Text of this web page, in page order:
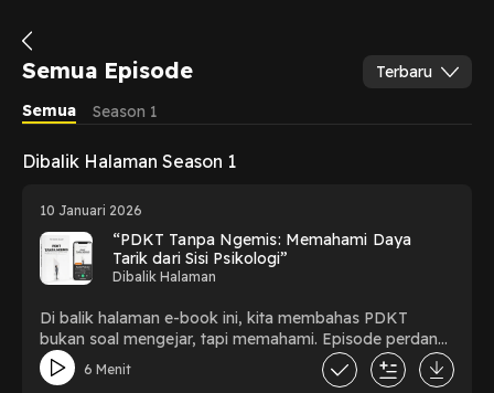
Semua Episode
Terbaru
Semua
Season 1
Dibalik Halaman Season 1
10 Januari 2026
“PDKT Tanpa Ngemis: Memahami Daya
Tarik dari Sisi Psikologi”
Dibalik Halaman
Di balik halaman e-book ini, kita membahas PDKT
bukan soal mengejar, tapi memahami. Episode perdana
Dibalik Halaman mengulas sisi psikologis dalam
pendekatan cinta: tentang harga diri, ketertarikan, dan
6 Menit